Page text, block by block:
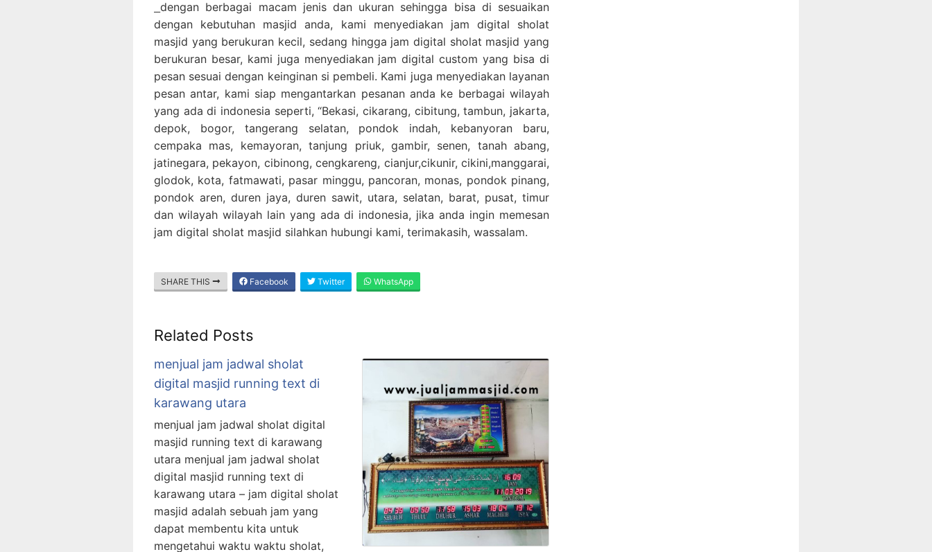
dengan berbagai macam jenis dan ukuran sehingga bisa di sesuaikan
dengan kebutuhan masjid anda, kami menyediakan jam digital sholat
masjid yang berukuran kecil, sedang hingga jam digital sholat masjid yang
berukuran besar, kami juga menyediakan jam digital custom yang bisa di
pesan sesuai dengan keinginan si pembeli. Kami juga menyediakan layanan
pesan antar, kami siap mengantarkan pesanan anda ke berbagai wilayah
yang ada di indonesia seperti, “Bekasi, cikarang, cibitung, tambun, jakarta,
depok, bogor, tangerang selatan, pondok indah, kebanyoran baru,
cempaka mas, kemayoran, tanjung priuk, gambir, senen, tanah abang,
jatinegara, pekayon, cibinong, cengkareng, cianjur,cikunir, cikini,manggarai,
glodok, kota, fatmawati, pasar minggu, pancoran, monas, pondok pinang,
pondok aren, duren jaya, duren sawit, utara, selatan, barat, pusat, timur
dan wilayah wilayah lain yang ada di indonesia, jika anda ingin memesan
jam digital sholat masjid silahkan hubungi kami, terimakasih, wassalam.
SHARE THIS Facebook Twitter WhatsApp
Related Posts
menjual jam jadwal sholat
digital masjid running text di
karawang utara
menjual jam jadwal sholat digital
masjid running text di karawang
utara menjual jam jadwal sholat
digital masjid running text di
karawang utara – jam digital sholat
masjid adalah sebuah jam yang
dapat membentu kita untuk
mengetahui waktu waktu sholat,